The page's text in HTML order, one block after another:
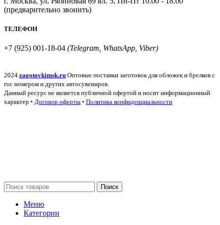
(предварительно звонить)
ТЕЛЕФОН
+7 (925) 001-18-04 (Telegram, WhatsApp, Viber)
2024 zagotovkimsk.ru Оптовые поставки заготовок для обложек и брелков с
гос номером и других автосувениров.
Данный ресурс не является публичной офертой и носит информационный
характер • Договор оферты • Политика конфиденциальности
Поиск
Меню
Категории